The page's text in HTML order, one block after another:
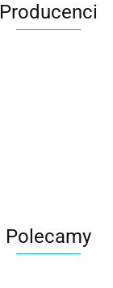
Producenci
Polecamy